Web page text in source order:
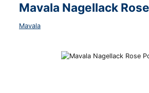
Mavala Nagellack
Mavala
Bildergalerie überspringen